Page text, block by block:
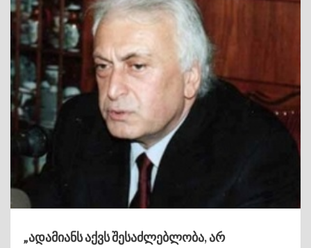
„ადამიანს აქვს შესაძლებლობა, არ